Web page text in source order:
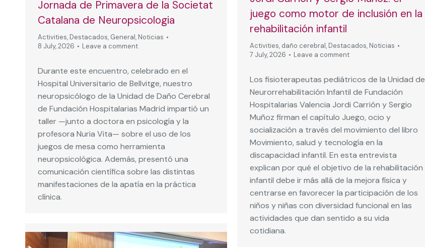
Jornada de Primavera de la Societat
Catalana de Neuropsicologia
Activities, Destacados, General, Noticias
8 July, 2026
Leave a comment
Durante este encuentro, celebrado en el
Hospital Universitario de Bellvitge, nuestro
neuropsicólogo de la Unidad de Daño Cerebral
de Fundación Hospitalarias Madrid impartió un
taller —junto a doctora en psicología y la
profesora Nuria Vita— sobre el uso de los
juegos de mesa como herramienta
neuropsicológica. Además, presentó una
comunicación científica sobre las distintas
manifestaciones de la apatía en la práctica
clínica.
juego como motor de inclusión en la
rehabilitación infantil
Activities, daño cerebral, Destacados, Noticias
7 July, 2026
Leave a comment
Los fisioterapeutas pediátricos de la Unidad de
Neurorrehabilitación Infantil de Fundación
Hospitalarias Valencia Jordi Carrión y Sergio
Muñoz firman el capítulo Juego, ocio y
socialización a través del movimiento del libro
Movimiento, salud y tecnología en la
discapacidad infantil. En esta entrevista
explican por qué el objetivo de la rehabilitación
infantil debe ir más allá de la mejora física y
centrarse en favorecer la participación de los
niños y niñas con diversidad funcional en las
actividades que dan sentido a su vida
cotidiana.